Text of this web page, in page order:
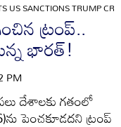
US SANCTIONS TRUMP
ట్రంప్..
భారత్!
PM
దేశాలకు గతంలో
పెంచకూడదని ట్రంప్